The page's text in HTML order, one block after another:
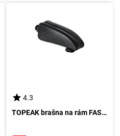
4.3
TOPEAK brašna na rám FASTFUEL DRYBAG